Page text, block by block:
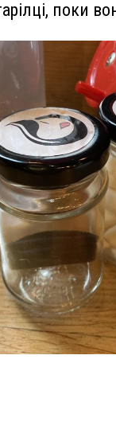
поки